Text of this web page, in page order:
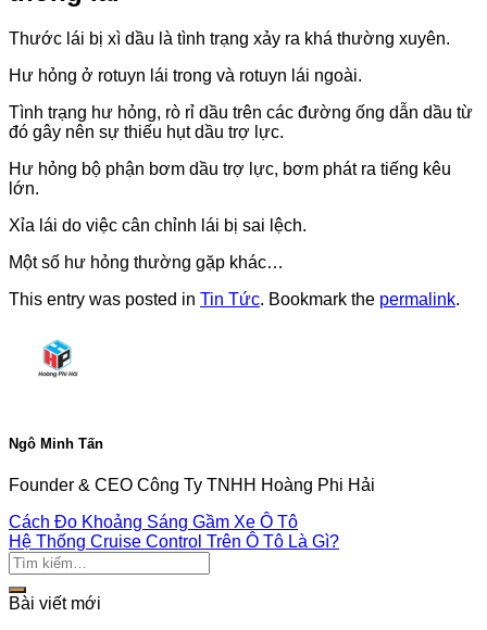
Thước lái bị xì dầu là tình trạng xảy ra khá thường xuyên.
Hư hỏng ở rotuyn lái trong và rotuyn lái ngoài.
Tình trạng hư hỏng, rò rỉ dầu trên các đường ống dẫn dầu từ
đó gây nên sự thiếu hụt dầu trợ lực.
Hư hỏng bộ phận bơm dầu trợ lực, bơm phát ra tiếng kêu
lớn.
Xỉa lái do việc cân chỉnh lái bị sai lệch.
Một số hư hỏng thường gặp khác…
This entry was posted in Tin Tức. Bookmark the permalink.
Ngô Minh Tấn
Founder & CEO Công Ty TNHH Hoàng Phi Hải
Cách Đo Khoảng Sáng Gầm Xe Ô Tô
Hệ Thống Cruise Control Trên Ô Tô Là Gì?
Bài viết mới